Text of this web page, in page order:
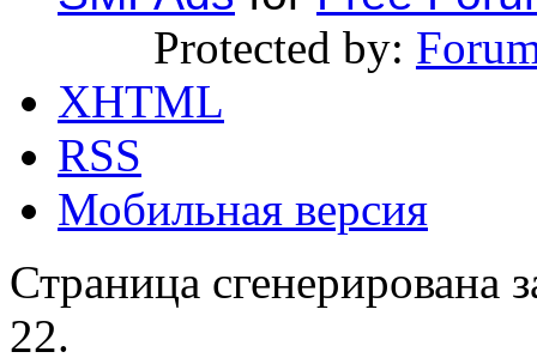
Protected by:
XHTML
RSS
Мобильная версия
Страница сгенерирована
22.